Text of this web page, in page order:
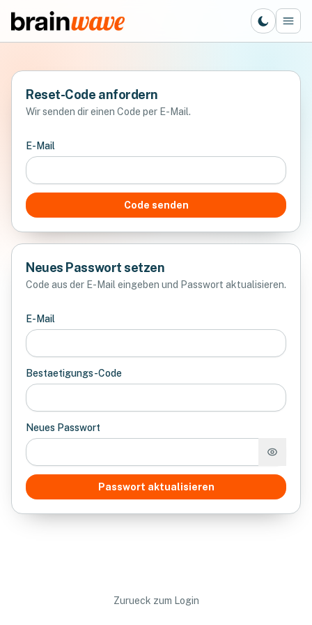
Reset-Code anfordern
Wir senden dir einen Code per E-Mail.
E-Mail
Code senden
Neues Passwort setzen
Code aus der E-Mail eingeben und Passwort aktualisieren.
E-Mail
Bestaetigungs-Code
Neues Passwort
Passwort aktualisieren
Zurueck zum Login